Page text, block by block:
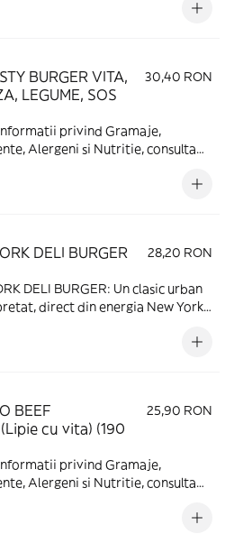
BURGER VITA,
LEGUME, SOS
30,40 RON
privind Gramaje,
Alergeni si Nutritie, consulta
DELI BURGER
28,20 RON
DELI BURGER: Un clasic urban
direct din energia New York-
completat de Cheddar topit
intensifica totul cu un gust
specific deli-urilor newyorkeze.
BEEF
cu vita) (190
25,90 RON
privind Gramaje,
Alergeni si Nutritie, consulta